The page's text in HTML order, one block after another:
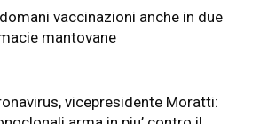
vaccinazioni anche in due
mantovane
vicepresidente Moratti: